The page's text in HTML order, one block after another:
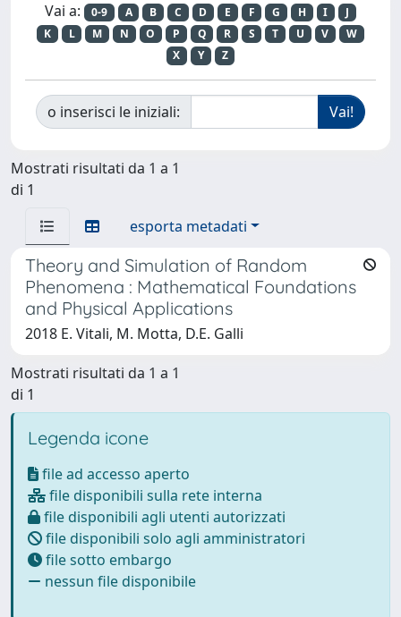
Vai a: 0-9 A B C D E F G H I
J
K
L M N O P Q R S T U V
W
X
Y Z
o inserisci le iniziali:
Mostrati risultati da 1 a 1
di 1
esporta metadati
Theory and Simulation of Random
Phenomena : Mathematical Foundations
and Physical Applications
2018 E. Vitali, M. Motta, D.E. Galli
Mostrati risultati da 1 a 1
di 1
Legenda icone
file ad accesso aperto
file disponibili sulla rete interna
file disponibili agli utenti autorizzati
file disponibili solo agli amministratori
file sotto embargo
nessun file disponibile